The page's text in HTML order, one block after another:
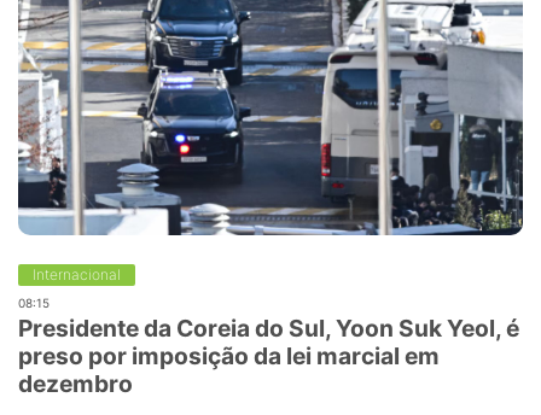
Internacional
08:15
Presidente da Coreia do Sul, Yoon Suk Yeol, é
preso por imposição da lei marcial em
dezembro